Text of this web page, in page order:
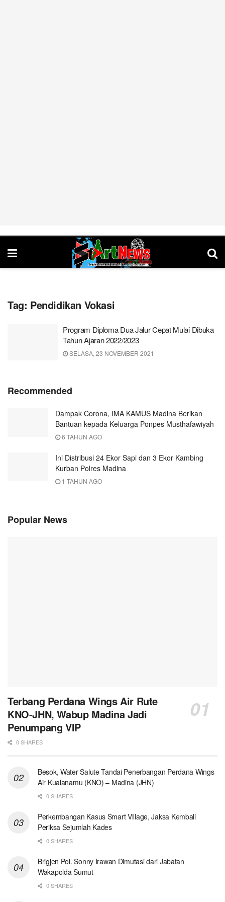
Tag: Pendidikan Vokasi
Program Diploma Dua Jalur Cepat Mulai Dibuka
Tahun Ajaran 2022/2023
SELASA, 23 NOVEMBER 2021
Recommended
Dampak Corona, IMA KAMUS Madina Berikan
Bantuan kepada Keluarga Ponpes Musthafawiyah
6 TAHUN AGO
Ini Distribusi 24 Ekor Sapi dan 3 Ekor Kambing
Kurban Polres Madina
1 TAHUN AGO
Popular News
Terbang Perdana Wings Air Rute
KNO-JHN, Wabup Madina Jadi
Penumpang VIP
0 SHARES
Besok, Water Salute Tandai Penerbangan Perdana Wings
Air Kualanamu (KNO) – Madina (JHN)
0 SHARES
Perkembangan Kasus Smart Village, Jaksa Kembali
Periksa Sejumlah Kades
0 SHARES
Brigjen Pol. Sonny Irawan Dimutasi dari Jabatan
Wakapolda Sumut
0 SHARES